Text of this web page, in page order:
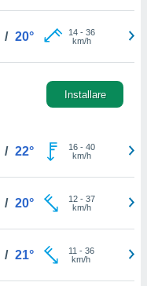
/ 20° 14- 36
km/h
Installare
/ 22° 16- 40
km/h
/ 20° 12- 37
km/h
/ 21° 11 - 36
km/h